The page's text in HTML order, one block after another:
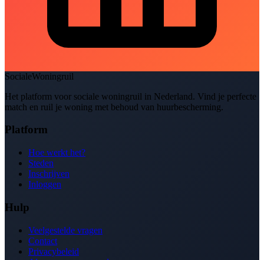
SocialeWoningruil
Het platform voor sociale woningruil in Nederland. Vind je perfecte
match en ruil je woning met behoud van huurbescherming.
Platform
Hoe werkt het?
Steden
Inschrijven
Inloggen
Hulp
Veelgestelde vragen
Contact
Privacybeleid